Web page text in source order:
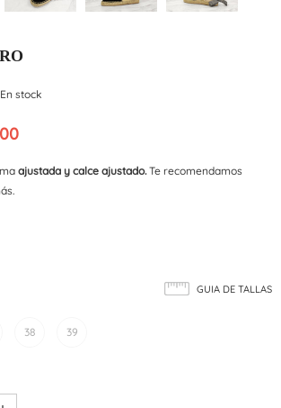
En stock
ajustada y calce ajustado.Te recomendamos
GUIA DE TALLAS
38 39